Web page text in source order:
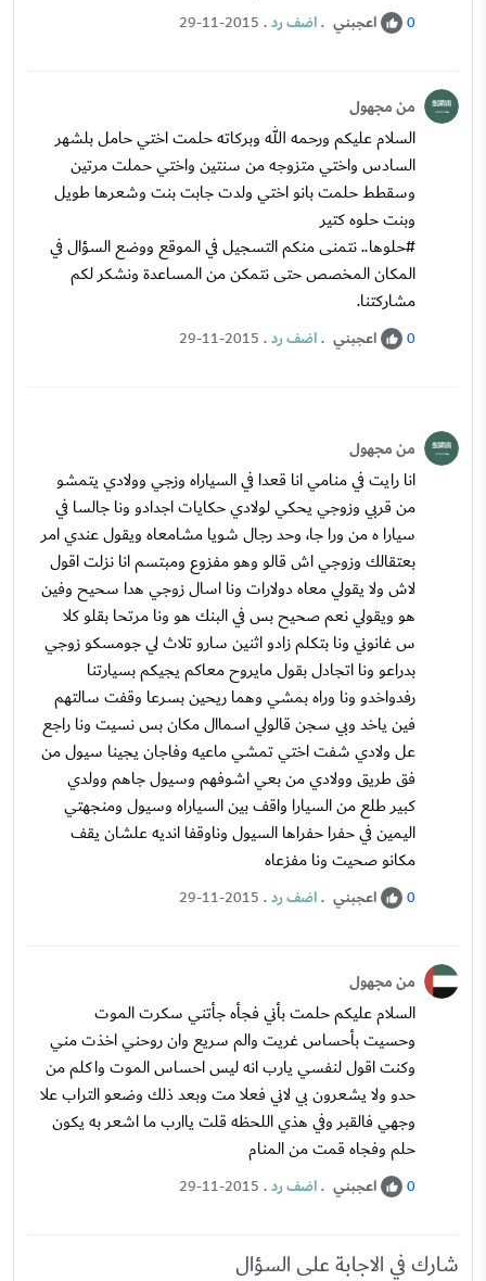
0 اعجبني .اضف رد.
29-11-2015
من مجهول
السلام عليكم ورحمه الله وبركاته حلمت اختي حامل بلشهر
السادس واختي متزوجه من سنتين واختي حملت مرتين
وسقطط حلمت بانو اختي ولدت جابت بنت وشعرها طويل
وبنت حلوه كتير
#حلوها.. نتمنى منكم التسجيل في الموقع ووضع السؤال في
المكان المخصص حتى نتمكن من المساعدة ونشكر لكم
مشاركتنا.
0 اعجبني .اضف رد.
29-11-2015
من مجهول
انا رايت في منامي انا قعدا في السياراه وزجي وولادي يتمشو
من قربي وزوجي يحكي لولادي حكايات اجدادو ونا جالسا في
سيارا ه من ورا جا، وحد رجال شويا مشامعاه ويقول عندي امر
بعتقالك وزوجي اش قالو وهو مفزوع ومبتسم انا نزلت اقول
لاش ولا يقولي معاه دولارات ونا اسال زوجي هدا سحيح وفين
هو ويقولي نعم صحيح بس في البنك هو ونا مرتحا بقلو كلا
س غانوني ونا بتكلم زادو اثنين سارو تلاث لي جومسكو زوجي
بدراعو ونا اتجادل بقول مايروح معاكم يجيكم بسيارتنا
رفدواخدو ونا وراه بمشي وهما ريحين بسرعا وقفت سالتهم
فين ياخد وبي سجن قالولي اسماال مكان بس نسيت ونا راجع
عل ولادي شفت اختي تمشي ماعيه وفاجان يجينا سيول من
فق طريق وولادي من بعي اشوفهم وسيول جاهم وولدي
كبير طلع من السيارا واقف بين السياراه وسيول ومنجهتي
اليمين في حفرا حفراها السيول وناوقفا انديه علشان يقف
مكانو صحيت ونا مفزعاه
0 اعجبني .اضف رد.
29-11-2015
من مجهول
السلام عليكم حلمت بأني فجأه جأتني سكرت الموت
وحسيت بأحساس غريت والم سريع وان روحني اخذت مني
وكنت اقول لنفسي يارب انه ليس احساس الموت واكلم من
حدو ولا يشعرون بي لاني فعلا مت وبعد ذلك وضعو التراب علا
وجهي فالقبر وفي هذي اللحظه قلت ياارب ما اشعر به يكون
حلم وفجاه قمت من المنام
0 اعجبني .اضف رد.
29-11-2015
شارك في الاجابة على السؤال